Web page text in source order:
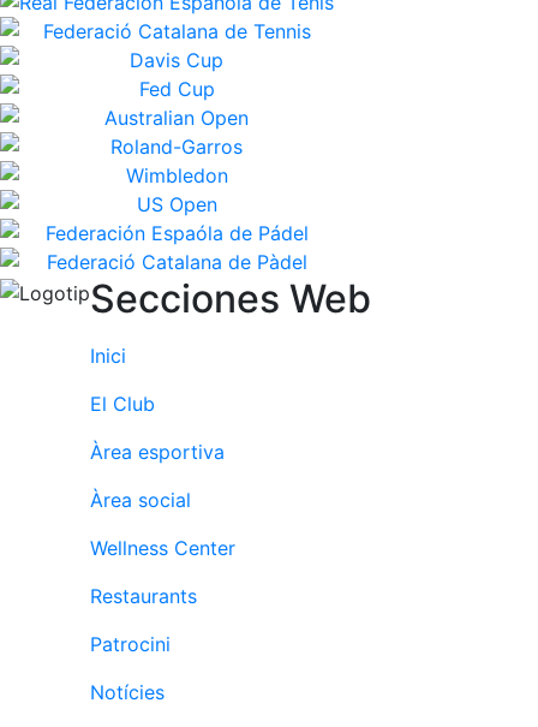
Secciones Web
Inici
El Club
Àrea esportiva
Àrea social
Wellness Center
Restaurants
Patrocini
Notícies